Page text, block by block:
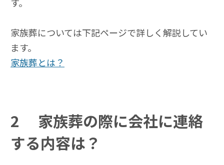
す。
家族葬については下記ページで詳しく解説してい
ます。
家族葬とは？
2
家族葬の際に会社に連絡
する内容は？